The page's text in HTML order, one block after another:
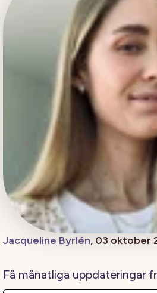
Jacqueline Byrlén, 03 oktober
Få månatliga uppdateringar